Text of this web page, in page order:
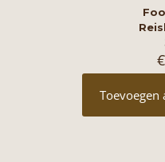
€
Toevoegen